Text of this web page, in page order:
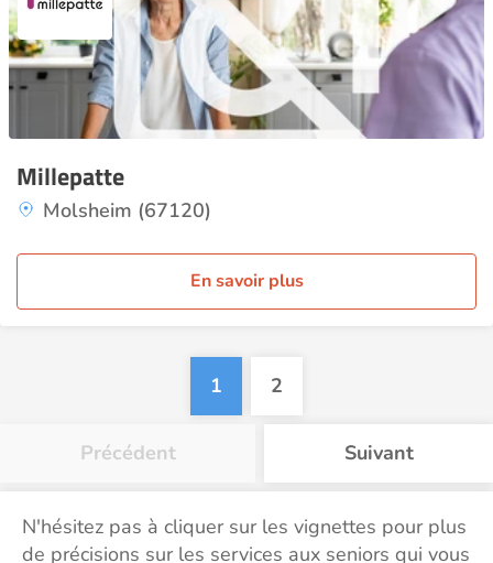
Millepatte
Molsheim (67120)
En savoir plus
1 2
Précédent Suivant
N'hésitez pas à cliquer sur les vignettes pour plus
de précisions sur les services aux seniors qui vous